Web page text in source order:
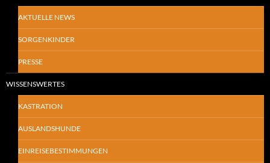
AKTUELLE NEWS
SORGENKINDER
PRESSE
WISSENSWERTES
KASTRATION
AUSLANDSHUNDE
EINREISEBESTIMMUNGEN